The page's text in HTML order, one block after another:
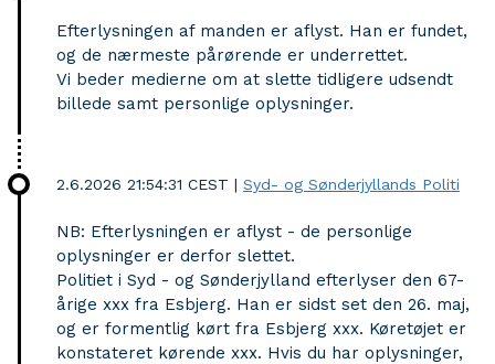
Efterlysningen af manden er aflyst. Han er fundet,
og de nærmeste pårørende er underrettet.
Vi beder medierne om at slette tidligere udsendt
billede samt personlige oplysninger.
2.6.2026 21:54:31 CEST | Syd- og Sønderjyllands Politi
NB: Efterlysningen er aflyst - de personlige
oplysninger er derfor slettet.
Politiet i Syd - og Sønderjylland efterlyser den 67-
årige xxx fra Esbjerg. Han er sidst set den 26. maj,
og er formentlig kørt fra Esbjerg xxx. Køretøjet er
konstateret kørende xxx. Hvis du har oplysninger,